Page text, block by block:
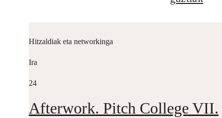
Hitzaldiak eta networkinga
Ira
24
Afterwork. Pitch College VII.